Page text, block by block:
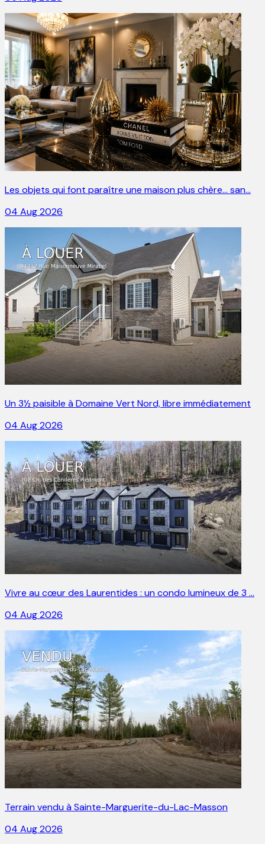
Les objets qui font paraître une maison plus chère… san…
04 Aug 2026
Un 3½ paisible à Domaine Vert Nord, libre immédiatement
04 Aug 2026
Vivre au cœur des Laurentides : un condo lumineux de 3 …
04 Aug 2026
Terrain vendu à Sainte-Marguerite-du-Lac-Masson
04 Aug 2026